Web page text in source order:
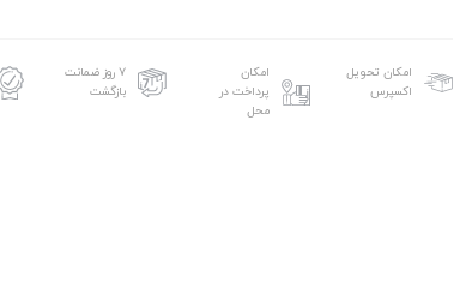
امکان تحویل
اکسپرس
امکان
پرداخت در
محل
۷ روز ضمانت
بازگشت